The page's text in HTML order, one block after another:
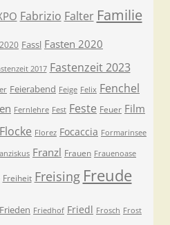
Fabrizio Falter Familie
Fassl Fasten 2020
2017 Fastenzeit 2023
Feierabend Feige Felix Fenchel
Fernlehre Fest Feste Feuer Film
Flocke Florez Focaccia Formarinsee
Franzl Frauen Frauenoase
Freiheit Freising Freude
Frieden Friedhof Friedl Frosch Frost